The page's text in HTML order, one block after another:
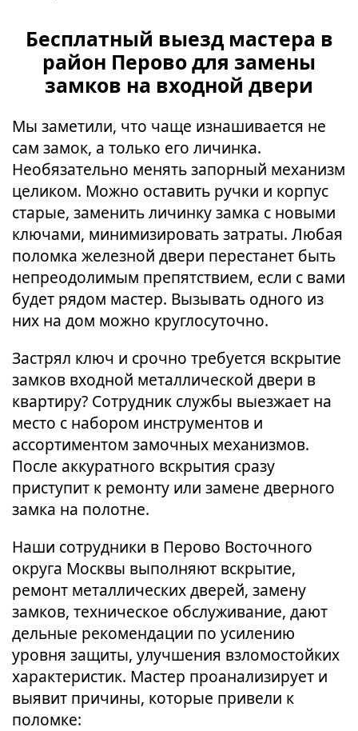
Бесплатный выезд мастера в
район Перово для замены
замков на входной двери
Мы заметили, что чаще изнашивается не
сам замок, а только его личинка.
Необязательно менять запорный механизм
целиком. Можно оставить ручки и корпус
старые, заменить личинку замка с новыми
ключами, минимизировать затраты. Любая
поломка железной двери перестанет быть
непреодолимым препятствием, если с вами
будет рядом мастер. Вызывать одного из
них на дом можно круглосуточно.
Застрял ключ и срочно требуется вскрытие
замков входной металлической двери в
квартиру? Сотрудник службы выезжает на
место с набором инструментов и
ассортиментом замочных механизмов.
После аккуратного вскрытия сразу
приступит к ремонту или замене дверного
замка на полотне.
Наши сотрудники в Перово Восточного
округа Москвы выполняют вскрытие,
ремонт металлических дверей, замену
замков, техническое обслуживание, дают
дельные рекомендации по усилению
уровня защиты, улучшения взломостойких
характеристик. Мастер проанализирует и
выявит причины, которые привели к
поломке: